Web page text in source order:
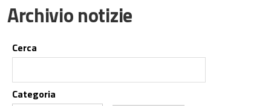
Archivio notizie
Cerca
Categoria